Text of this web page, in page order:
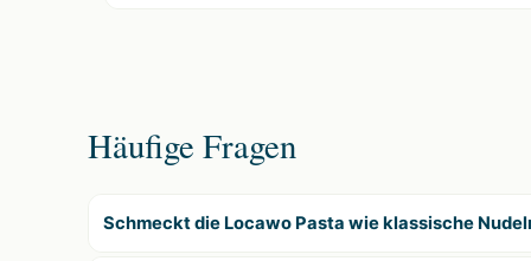
Häufige Fragen
Schmeckt die Locawo Pasta wie klassische